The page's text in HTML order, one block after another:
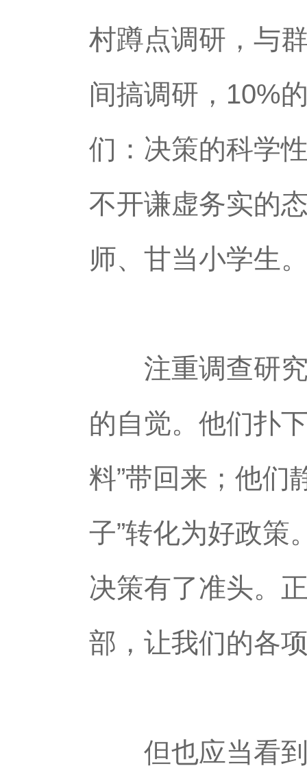
村蹲点调研，与
间搞调研，10%
们：决策的科学
不开谦虚务实的
师、甘当小学生
注重调查研究
的自觉。他们扑
料”带回来；他们
子”转化为好政策
决策有了准头。
部，让我们的各
但也应当看到